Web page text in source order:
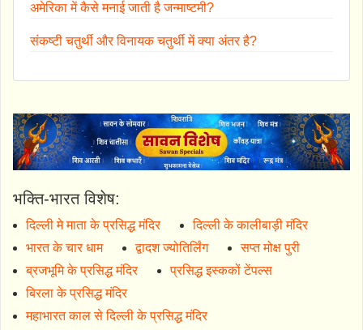
अमेरिका में कैसे मनाई जाती है जन्माष्टमी?
संकष्टी चतुर्थी और विनायक चतुर्थी में क्या अंतर है?
भक्ति-भारत विशेष:
दिल्ली मे माता के प्रसिद्ध मंदिर
दिल्ली के कालीबाड़ी मंदिर
भारत के चार धाम
द्वादश ज्योतिर्लिंग
सप्त मोक्ष पुरी
ब्रजभूमि के प्रसिद्ध मंदिर
प्रसिद्ध इस्ककों टेंपल्स
बिरला के प्रसिद्ध मंदिर
महाभारत काल से दिल्ली के प्रसिद्ध मंदिर